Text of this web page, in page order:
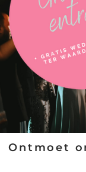
Ontmoet